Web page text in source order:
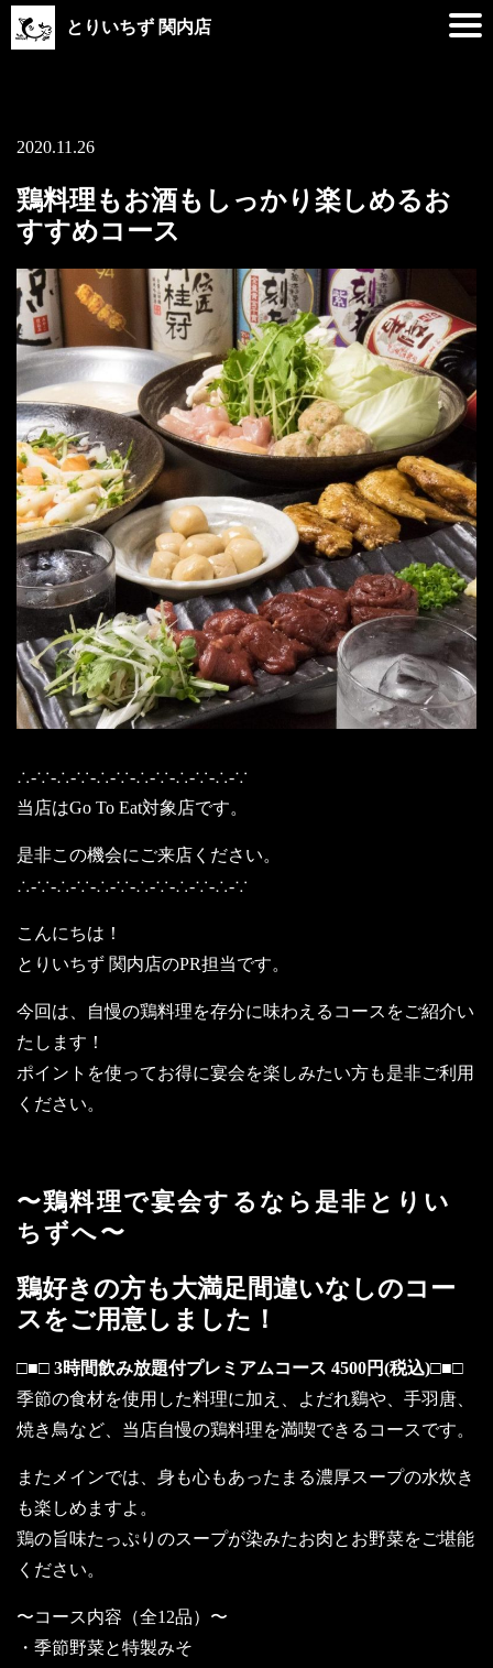
とりいちず 関内店
2020.11.26
鶏料理もお酒もしっかり楽しめるお
すすめコース
∴-∵-∴-∵-∴-∵-∴-∵-∴-∵-∴-∵
当店はGo To Eat対象店です。
是非この機会にご来店ください。
∴-∵-∴-∵-∴-∵-∴-∵-∴-∵-∴-∵
こんにちは！
とりいちず 関内店のPR担当です。
今回は、自慢の鶏料理を存分に味わえるコースをご紹介い
たします！
ポイントを使ってお得に宴会を楽しみたい方も是非ご利用
ください。
〜鶏料理で宴会するなら是非とりい
ちずへ〜
鶏好きの方も大満足間違いなしのコー
スをご用意しました！
□■□ 3時間飲み放題付プレミアムコース 4500円(税込)□■□
季節の食材を使用した料理に加え、よだれ鷄や、手羽唐、
焼き鳥など、当店自慢の鶏料理を満喫できるコースです。
またメインでは、身も心もあったまる濃厚スープの水炊き
も楽しめますよ。
鶏の旨味たっぷりのスープが染みたお肉とお野菜をご堪能
ください。
〜コース内容（全12品）〜
・季節野菜と特製みそ